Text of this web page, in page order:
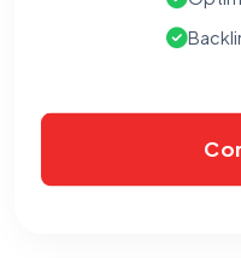
Cookies essentiels
Nécessaires au
mémorisation de vos choix